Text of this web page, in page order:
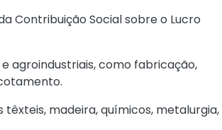
Contribuição Social sobre o Lucro
agroindustriais, como fabricação,
madeira, químicos, metalurgia,